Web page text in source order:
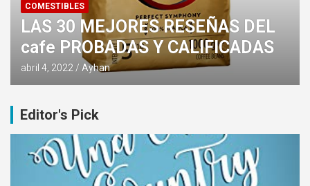
COMESTIBLES
LAS 30 MEJORES RESEÑAS DEL
cafe PROBADAS Y CALIFICADAS
abril 4, 2022 Ayhan
Editor's Pick